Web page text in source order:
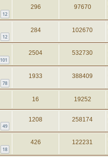
12
296 97670
12
284 102670
101
2504 532730
78
1933 388409
16 19252
49
1208 258174
18
426 122231